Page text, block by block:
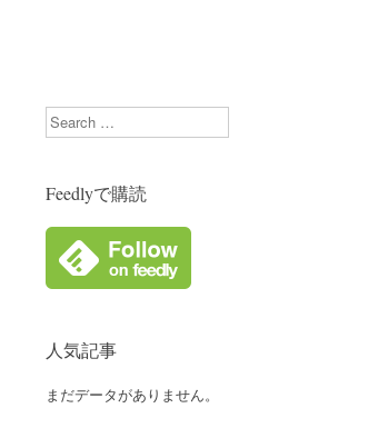
Search
Feedlyで購読
人気記事
まだデータがありません。